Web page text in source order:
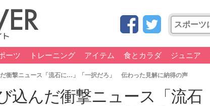
ーツ トレーニング アイテム 食とカラダ ジュニア
衝撃ニュース「流石に…」「一択だろ」 伝わった見解に納得の声
込んだ衝撃ニュース「流石